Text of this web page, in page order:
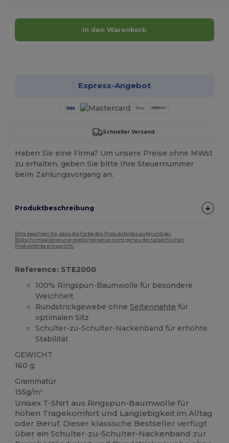
In den Warenkorb
Express-Angebot
Schneller Versand
Haben Sie eine Firma? Um unsere Preise ohne MWst
zu erhalten, geben Sie bitte Ihre Steuernummer
beim Zahlungsvorgang an.
Produktbeschreibung
Bitte beachten Sie, dass die Farbe des Produktbildes aufgrund der
Bildschirmkalibrierung möglicherweise nicht genau der tatsächlichen
Produktfarbe entspricht.
Reference: STE2000
100% Ringspun-Baumwolle für besondere
Weichheit
Rundstrickgewebe ohneSeitennähte für
optimalen Sitz
Schulter-zu-Schulter-Nackenband für erhöhte
Stabilität
GEWICHT
160 g.
Grammatur
155g/m²
Unisex T-Shirt aus Ringspun-Baumwolle für
hohen Tragekomfort und Langlebigkeit im Alltag
oder Beruf. Dieser klassische Bestseller verfügt
über ein Schulter-zu-Schulter-Nackenband zur